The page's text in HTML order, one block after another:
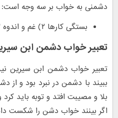
دشمنی به خواب بر سه وجه است:
بستگی کارها ۲) غم و اندوه ۳) خسران مال.
تعبیر خواب دشمن ابن
تعبیر خواب دشمن ابن سیرین
ببیند با دشمن در نبرد بود و
بلا و مصیبت افتد و توبه باید
اگر بینند خواب دشن را شکست